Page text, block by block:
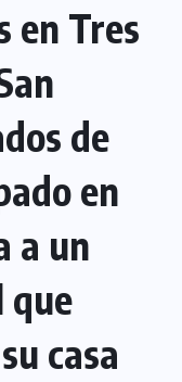
en Tres
de
en
a un
que
casa